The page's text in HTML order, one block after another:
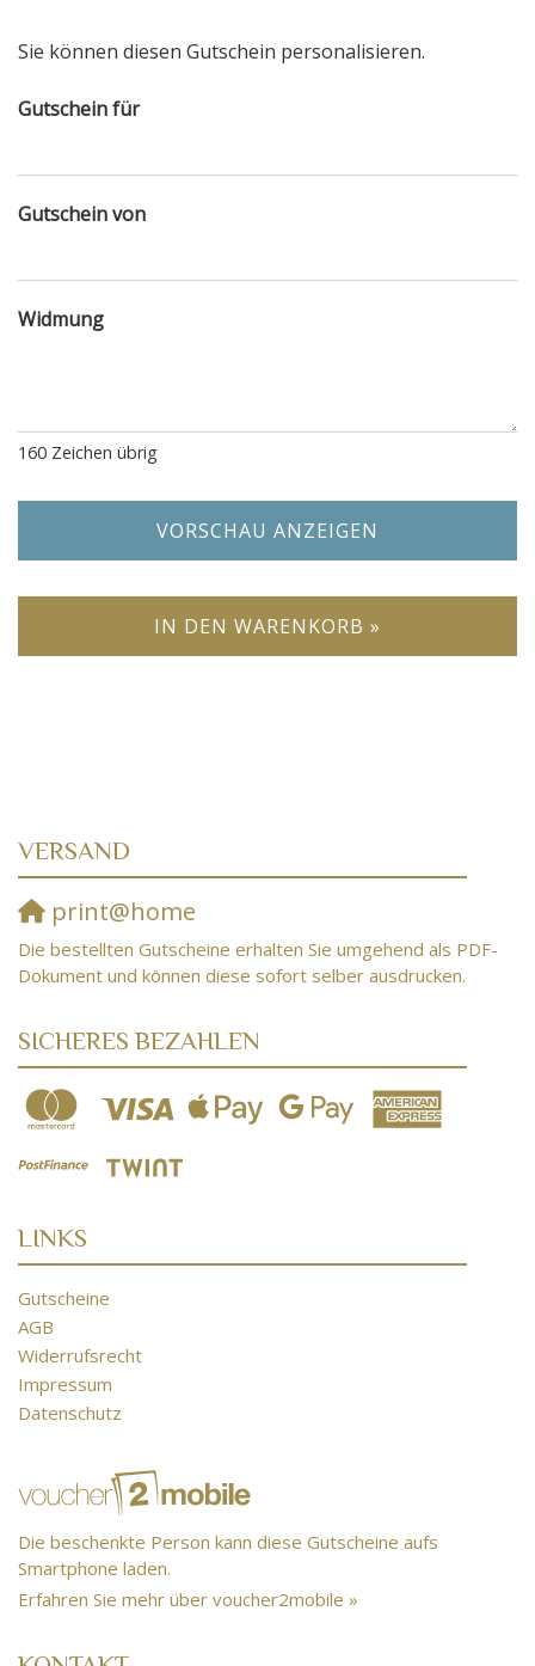
Sie können diesen Gutschein personalisieren.
Gutschein für
Gutschein von
Widmung
160 Zeichen übrig
VORSCHAU ANZEIGEN
IN DEN WARENKORB »
VERSAND
print@home
Die bestellten Gutscheine erhalten Sie umgehend als PDF-
Dokument und können diese sofort selber ausdrucken.
SICHERES BEZAHLEN
LINKS
Gutscheine
AGB
Widerrufsrecht
Impressum
Datenschutz
Die beschenkte Person kann diese Gutscheine aufs
Smartphone laden.
Erfahren Sie mehr über voucher2mobile »